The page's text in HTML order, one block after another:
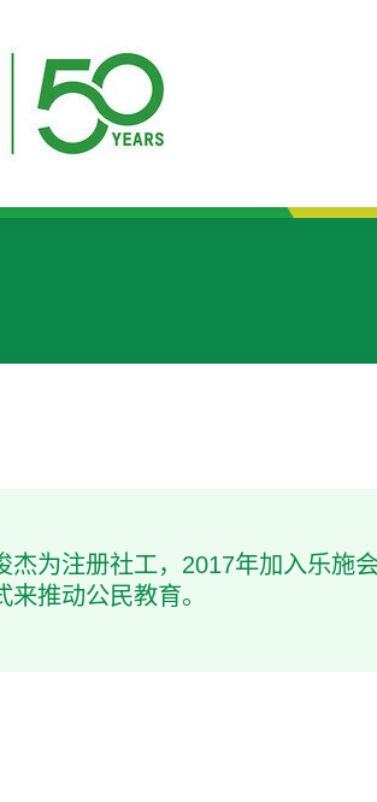
杰为注册社工，2017年加入乐施
来推动公民教育。